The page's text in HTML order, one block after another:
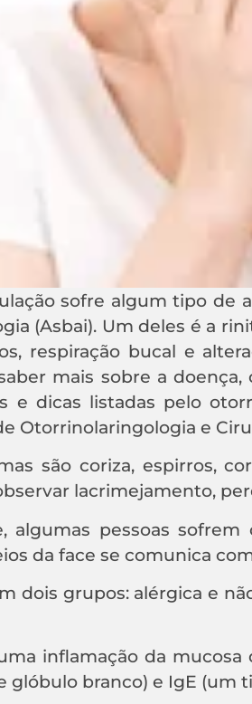
sofre algum tipo de
(Asbai). Um deles é a
respiração bucal e
mais sobre a
e dicas listadas pelo
Otorrinolaringologia e
são coriza, espirros,
lacrimejamento,
algumas pessoas
da face se comunica
dois grupos: alérgica e
inflamação da
glóbulo branco) e IgE (um